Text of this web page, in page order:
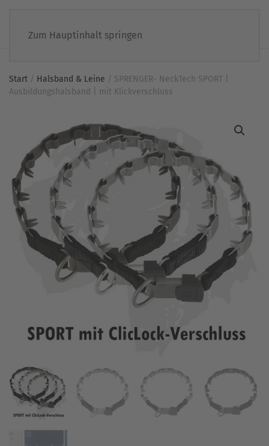
Zum Hauptinhalt springen
Start / Halsband & Leine / SPRENGER- NeckTech SPORT |
Ausbildungshalsband | mit Klickverschluss